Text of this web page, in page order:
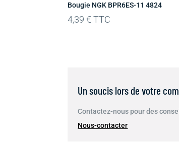
Bougie NGK BPR6ES-11 4824
4,39€ TTC
Un soucis lors de votre
Contactez-nous pour des
Nous-contacter